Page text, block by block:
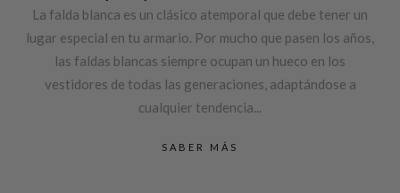
La falda blanca es un clásico atemporal que debe tener un
lugar especial en tu armario. Por mucho que pasen los años,
las faldas blancas siempre ocupan un hueco en los
vestidores de todas las generaciones, adaptándose a
cualquier tendencia...
SABER MÁS